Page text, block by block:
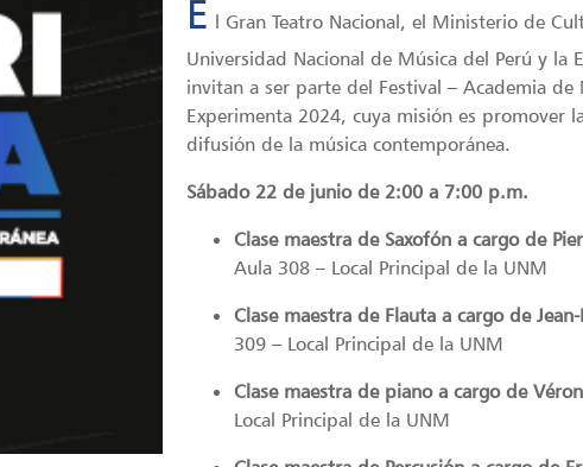
E l Gran Teatro Nacional, el Ministerio de
Universidad Nacional de Música del Perú y la
invitan a ser parte del Festival – Academia de
Experimenta 2024, cuya misión es promover
difusión de la música contemporánea.
Sábado 22 de junio de 2:00 a 7:00 p.m.
Clase maestra de Saxofón a cargo de
Aula 308 – Local Principal de la UNM
Clase maestra de Flauta a cargo de
309 – Local Principal de la UNM
Clase maestra de piano a cargo de
Local Principal de la UNM